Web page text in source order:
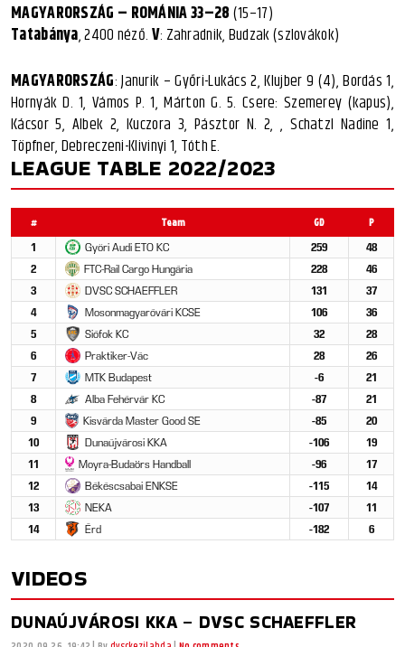
MAGYARORSZÁG – ROMÁNIA 33–28(15–17)
Tatabánya, 2400 néző.V: Zahradnik, Budzak (szlovákok)
MAGYARORSZÁG: Janurik – Győri-Lukács 2, Klujber 9 (4), Bordás 1,
Hornyák D. 1, Vámos P. 1, Márton G. 5. Csere: Szemerey (kapus),
Kácsor 5, Albek 2, Kuczora 3, Pásztor N. 2, , Schatzl Nadine 1,
Töpfner, Debreczeni-Klivinyi 1, Tóth E.
LEAGUE TABLE 2022/2023
# Team GD P
1 Győri Audi ETO KC 259
48
2
FTC-Rail Cargo Hungária 228
46
3
DVSC SCHAEFFLER 131
37
4
Mosonmagyaróvári KCSE 106
36
5
Siófok KC 32
28
6
Praktiker-Vác 28
26
7
MTK Budapest -6
21
8
Alba Fehérvár KC -87
21
9
Kisvárda Master Good SE -85
20
10
Dunaújvárosi KKA -106
19
11
Moyra-Budaörs Handball -96
17
12
Békéscsabai ENKSE -115
14
13
NEKA -107
11
14
Érd -182 6
VIDEOS
DUNAÚJVÁROSI KKA – DVSC SCHAEFFLER